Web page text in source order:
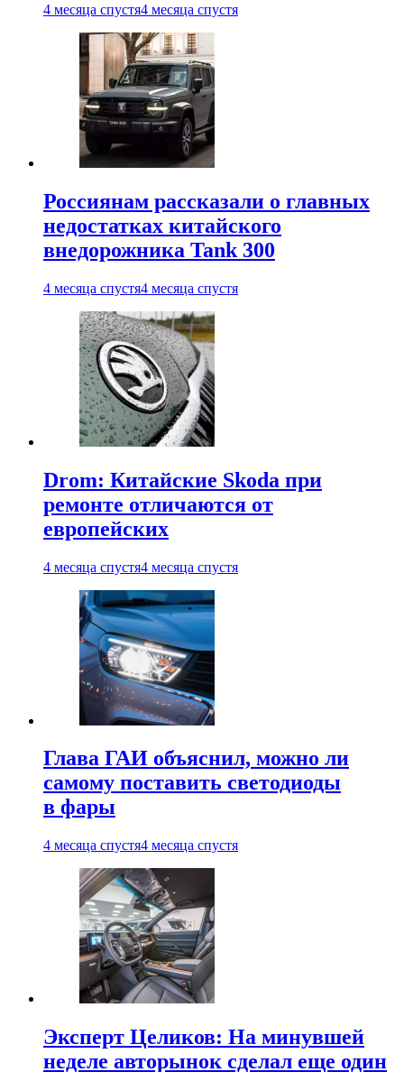
4 месяца спустя4 месяца спустя
Россиянам рассказали о главных
недостатках китайского
внедорожника Tank 300
4 месяца спустя4 месяца спустя
Drom: Китайские Skoda при
ремонте отличаются от
европейских
4 месяца спустя4 месяца спустя
Глава ГАИ объяснил, можно ли
самому поставить светодиоды
в фары
4 месяца спустя4 месяца спустя
Эксперт Целиков: На минувшей
неделе авторынок сделал еще один